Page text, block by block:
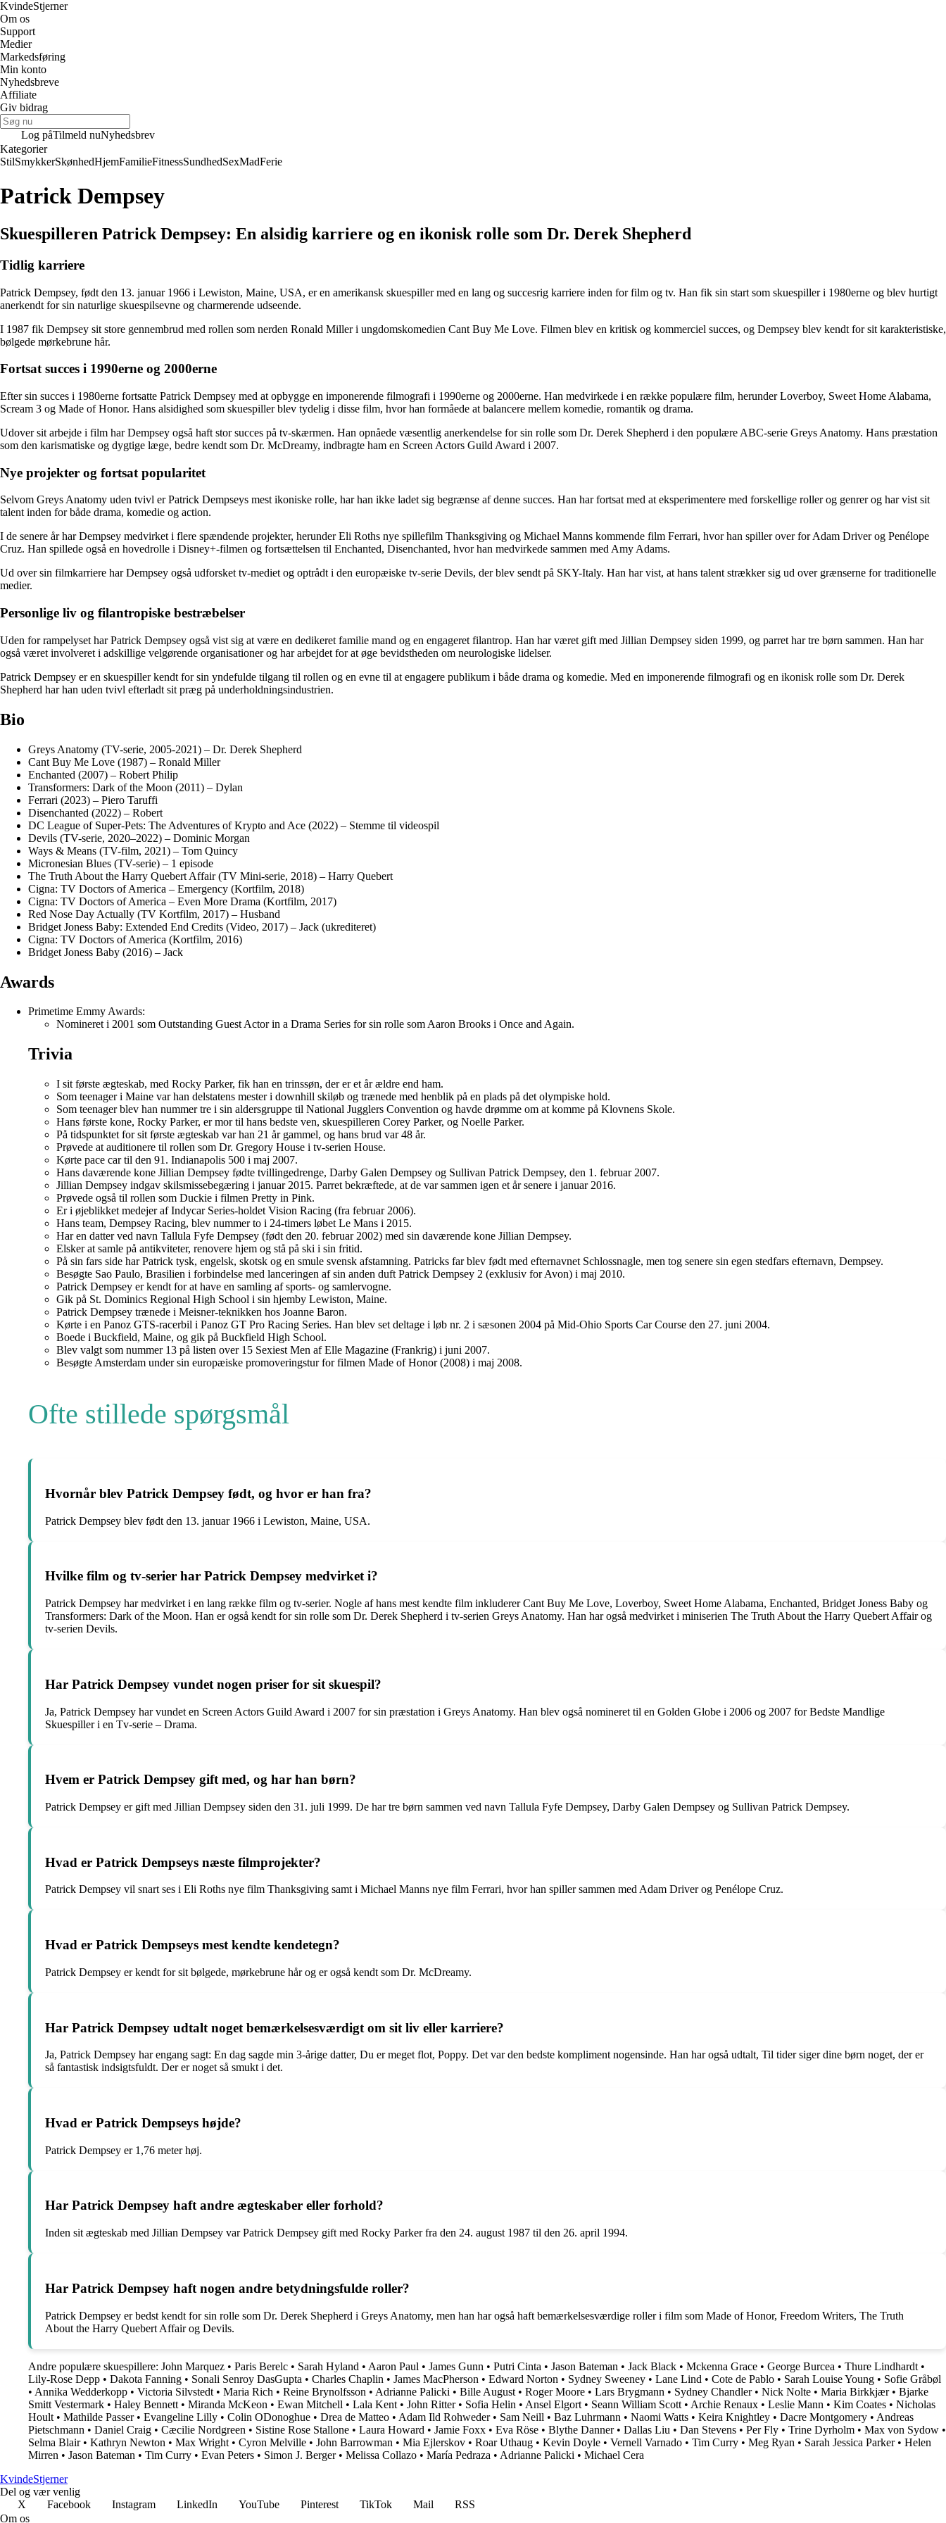
KvindeStjerner
Om os
Support
Medier
Markedsføring
Min konto
Nyhedsbreve
Affiliate
Giv bidrag
Log påTilmeld nuNyhedsbrev
Kategorier
StilSmykkerSkønhedHjemFamilieFitnessSundhedSexMadFerie
Patrick Dempsey
Skuespilleren Patrick Dempsey: En alsidig karriere og en ikonisk rolle som Dr. Derek Shepherd
Tidlig karriere
Patrick Dempsey, født den 13. januar 1966 i Lewiston, Maine, USA, er en amerikansk skuespiller med en lang og succesrig karriere inden for film og tv. Han fik sin start som skuespiller i 1980erne og blev hurtigt
anerkendt for sin naturlige skuespilsevne og charmerende udseende.
I 1987 fik Dempsey sit store gennembrud med rollen som nerden Ronald Miller i ungdomskomedien Cant Buy Me Love. Filmen blev en kritisk og kommerciel succes, og Dempsey blev kendt for sit karakteristiske,
bølgede mørkebrune hår.
Fortsat succes i 1990erne og 2000erne
Efter sin succes i 1980erne fortsatte Patrick Dempsey med at opbygge en imponerende filmografi i 1990erne og 2000erne. Han medvirkede i en række populære film, herunder Loverboy, Sweet Home Alabama,
Scream 3 og Made of Honor. Hans alsidighed som skuespiller blev tydelig i disse film, hvor han formåede at balancere mellem komedie, romantik og drama.
Udover sit arbejde i film har Dempsey også haft stor succes på tv-skærmen. Han opnåede væsentlig anerkendelse for sin rolle som Dr. Derek Shepherd i den populære ABC-serie Greys Anatomy. Hans præstation
som den karismatiske og dygtige læge, bedre kendt som Dr. McDreamy, indbragte ham en Screen Actors Guild Award i 2007.
Nye projekter og fortsat popularitet
Selvom Greys Anatomy uden tvivl er Patrick Dempseys mest ikoniske rolle, har han ikke ladet sig begrænse af denne succes. Han har fortsat med at eksperimentere med forskellige roller og genrer og har vist sit
talent inden for både drama, komedie og action.
I de senere år har Dempsey medvirket i flere spændende projekter, herunder Eli Roths nye spillefilm Thanksgiving og Michael Manns kommende film Ferrari, hvor han spiller over for Adam Driver og Penélope
Cruz. Han spillede også en hovedrolle i Disney+-filmen og fortsættelsen til Enchanted, Disenchanted, hvor han medvirkede sammen med Amy Adams.
Ud over sin filmkarriere har Dempsey også udforsket tv-mediet og optrådt i den europæiske tv-serie Devils, der blev sendt på SKY-Italy. Han har vist, at hans talent strækker sig ud over grænserne for traditionelle
medier.
Personlige liv og filantropiske bestræbelser
Uden for rampelyset har Patrick Dempsey også vist sig at være en dedikeret familie mand og en engageret filantrop. Han har været gift med Jillian Dempsey siden 1999, og parret har tre børn sammen. Han har
også været involveret i adskillige velgørende organisationer og har arbejdet for at øge bevidstheden om neurologiske lidelser.
Patrick Dempsey er en skuespiller kendt for sin yndefulde tilgang til rollen og en evne til at engagere publikum i både drama og komedie. Med en imponerende filmografi og en ikonisk rolle som Dr. Derek
Shepherd har han uden tvivl efterladt sit præg på underholdningsindustrien.
Bio
Greys Anatomy (TV-serie, 2005-2021) – Dr. Derek Shepherd
Cant Buy Me Love (1987) – Ronald Miller
Enchanted (2007) – Robert Philip
Transformers: Dark of the Moon (2011) – Dylan
Ferrari (2023) – Piero Taruffi
Disenchanted (2022) – Robert
DC League of Super-Pets: The Adventures of Krypto and Ace (2022) – Stemme til videospil
Devils (TV-serie, 2020–2022) – Dominic Morgan
Ways & Means (TV-film, 2021) – Tom Quincy
Micronesian Blues (TV-serie) – 1 episode
The Truth About the Harry Quebert Affair (TV Mini-serie, 2018) – Harry Quebert
Cigna: TV Doctors of America – Emergency (Kortfilm, 2018)
Cigna: TV Doctors of America – Even More Drama (Kortfilm, 2017)
Red Nose Day Actually (TV Kortfilm, 2017) – Husband
Bridget Joness Baby: Extended End Credits (Video, 2017) – Jack (ukrediteret)
Cigna: TV Doctors of America (Kortfilm, 2016)
Bridget Joness Baby (2016) – Jack
Awards
Primetime Emmy Awards:
Nomineret i 2001 som Outstanding Guest Actor in a Drama Series for sin rolle som Aaron Brooks i Once and Again.
Trivia
I sit første ægteskab, med Rocky Parker, fik han en trinssøn, der er et år ældre end ham.
Som teenager i Maine var han delstatens mester i downhill skiløb og trænede med henblik på en plads på det olympiske hold.
Som teenager blev han nummer tre i sin aldersgruppe til National Jugglers Convention og havde drømme om at komme på Klovnens Skole.
Hans første kone, Rocky Parker, er mor til hans bedste ven, skuespilleren Corey Parker, og Noelle Parker.
På tidspunktet for sit første ægteskab var han 21 år gammel, og hans brud var 48 år.
Prøvede at auditionere til rollen som Dr. Gregory House i tv-serien House.
Kørte pace car til den 91. Indianapolis 500 i maj 2007.
Hans daværende kone Jillian Dempsey fødte tvillingedrenge, Darby Galen Dempsey og Sullivan Patrick Dempsey, den 1. februar 2007.
Jillian Dempsey indgav skilsmissebegæring i januar 2015. Parret bekræftede, at de var sammen igen et år senere i januar 2016.
Prøvede også til rollen som Duckie i filmen Pretty in Pink.
Er i øjeblikket medejer af Indycar Series-holdet Vision Racing (fra februar 2006).
Hans team, Dempsey Racing, blev nummer to i 24-timers løbet Le Mans i 2015.
Har en datter ved navn Tallula Fyfe Dempsey (født den 20. februar 2002) med sin daværende kone Jillian Dempsey.
Elsker at samle på antikviteter, renovere hjem og stå på ski i sin fritid.
På sin fars side har Patrick tysk, engelsk, skotsk og en smule svensk afstamning. Patricks far blev født med efternavnet Schlossnagle, men tog senere sin egen stedfars efternavn, Dempsey.
Besøgte Sao Paulo, Brasilien i forbindelse med lanceringen af sin anden duft Patrick Dempsey 2 (exklusiv for Avon) i maj 2010.
Patrick Dempsey er kendt for at have en samling af sports- og samlervogne.
Gik på St. Dominics Regional High School i sin hjemby Lewiston, Maine.
Patrick Dempsey trænede i Meisner-teknikken hos Joanne Baron.
Kørte i en Panoz GTS-racerbil i Panoz GT Pro Racing Series. Han blev set deltage i løb nr. 2 i sæsonen 2004 på Mid-Ohio Sports Car Course den 27. juni 2004.
Boede i Buckfield, Maine, og gik på Buckfield High School.
Blev valgt som nummer 13 på listen over 15 Sexiest Men af Elle Magazine (Frankrig) i juni 2007.
Besøgte Amsterdam under sin europæiske promoveringstur for filmen Made of Honor (2008) i maj 2008.
Ofte stillede spørgsmål
Hvornår blev Patrick Dempsey født, og hvor er han fra?
Patrick Dempsey blev født den 13. januar 1966 i Lewiston, Maine, USA.
Hvilke film og tv-serier har Patrick Dempsey medvirket i?
Patrick Dempsey har medvirket i en lang række film og tv-serier. Nogle af hans mest kendte film inkluderer Cant Buy Me Love, Loverboy, Sweet Home Alabama, Enchanted, Bridget Joness Baby og
Transformers: Dark of the Moon. Han er også kendt for sin rolle som Dr. Derek Shepherd i tv-serien Greys Anatomy. Han har også medvirket i miniserien The Truth About the Harry Quebert Affair og
tv-serien Devils.
Har Patrick Dempsey vundet nogen priser for sit skuespil?
Ja, Patrick Dempsey har vundet en Screen Actors Guild Award i 2007 for sin præstation i Greys Anatomy. Han blev også nomineret til en Golden Globe i 2006 og 2007 for Bedste Mandlige
Skuespiller i en Tv-serie – Drama.
Hvem er Patrick Dempsey gift med, og har han børn?
Patrick Dempsey er gift med Jillian Dempsey siden den 31. juli 1999. De har tre børn sammen ved navn Tallula Fyfe Dempsey, Darby Galen Dempsey og Sullivan Patrick Dempsey.
Hvad er Patrick Dempseys næste filmprojekter?
Patrick Dempsey vil snart ses i Eli Roths nye film Thanksgiving samt i Michael Manns nye film Ferrari, hvor han spiller sammen med Adam Driver og Penélope Cruz.
Hvad er Patrick Dempseys mest kendte kendetegn?
Patrick Dempsey er kendt for sit bølgede, mørkebrune hår og er også kendt som Dr. McDreamy.
Har Patrick Dempsey udtalt noget bemærkelsesværdigt om sit liv eller karriere?
Ja, Patrick Dempsey har engang sagt: En dag sagde min 3-årige datter, Du er meget flot, Poppy. Det var den bedste kompliment nogensinde. Han har også udtalt, Til tider siger dine børn noget, der er
så fantastisk indsigtsfuldt. Der er noget så smukt i det.
Hvad er Patrick Dempseys højde?
Patrick Dempsey er 1,76 meter høj.
Har Patrick Dempsey haft andre ægteskaber eller forhold?
Inden sit ægteskab med Jillian Dempsey var Patrick Dempsey gift med Rocky Parker fra den 24. august 1987 til den 26. april 1994.
Har Patrick Dempsey haft nogen andre betydningsfulde roller?
Patrick Dempsey er bedst kendt for sin rolle som Dr. Derek Shepherd i Greys Anatomy, men han har også haft bemærkelsesværdige roller i film som Made of Honor, Freedom Writers, The Truth
About the Harry Quebert Affair og Devils.
Andre populære skuespillere: John Marquez • Paris Berelc • Sarah Hyland • Aaron Paul • James Gunn • Putri Cinta • Jason Bateman • Jack Black • Mckenna Grace • George Burcea • Thure Lindhardt •
Lily-Rose Depp • Dakota Fanning • Sonali Senroy DasGupta • Charles Chaplin • James MacPherson • Edward Norton • Sydney Sweeney • Lane Lind • Cote de Pablo • Sarah Louise Young • Sofie Gråbøl
• Annika Wedderkopp • Victoria Silvstedt • Maria Rich • Reine Brynolfsson • Adrianne Palicki • Bille August • Roger Moore • Lars Brygmann • Sydney Chandler• Nick Nolte • Maria Birkkjær• Bjarke
Smitt Vestermark • Haley Bennett • Miranda McKeon • Ewan Mitchell • Lala Kent • John Ritter• Sofia Helin • Ansel Elgort • Seann William Scott • Archie Renaux • Leslie Mann • Kim Coates • Nicholas
Hoult • Mathilde Passer• Evangeline Lilly • Colin ODonoghue • Drea de Matteo • Adam Ild Rohweder• Sam Neill • Baz Luhrmann • Naomi Watts • Keira Knightley • Dacre Montgomery • Andreas
Pietschmann • Daniel Craig • Cæcilie Nordgreen • Sistine Rose Stallone • Laura Howard • Jamie Foxx • Eva Röse • Blythe Danner• Dallas Liu • Dan Stevens • Per Fly • Trine Dyrholm • Max von Sydow •
Selma Blair• Kathryn Newton • Max Wright • Cyron Melville • John Barrowman • Mia Ejlerskov • Roar Uthaug • Kevin Doyle • Vernell Varnado • Tim Curry • Meg Ryan • Sarah Jessica Parker• Helen
Mirren • Jason Bateman • Tim Curry • Evan Peters • Simon J. Berger• Melissa Collazo • María Pedraza • Adrianne Palicki • Michael Cera
KvindeStjerner
Del og vær venlig
X
Facebook Instagram LinkedIn YouTube Pinterest TikTok Mail
RSS
Om os